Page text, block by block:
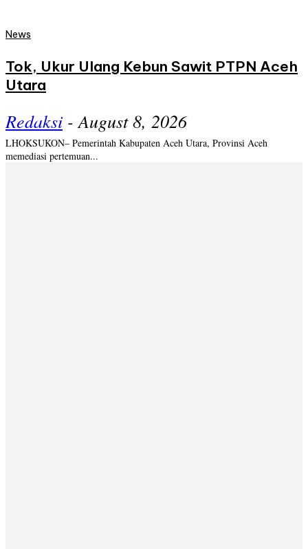
News
Tok, Ukur Ulang Kebun Sawit PTPN Aceh
Utara
Redaksi - August 8, 2026
LHOKSUKON– Pemerintah Kabupaten Aceh Utara, Provinsi Aceh
memediasi pertemuan...